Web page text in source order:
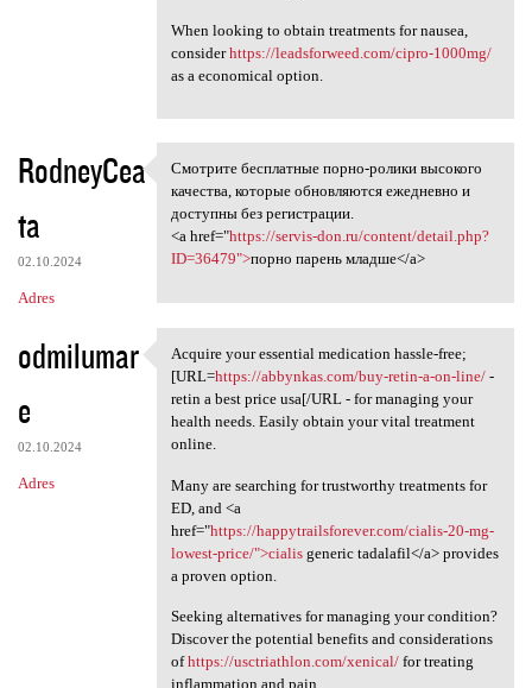
When looking to obtain treatments for nausea,
considerhttps://leadsforweed.com/cipro-1000mg/
as a economical option.
RodneyCea
ta
02.10.2024
Adres
Смотрите бесплатные порно
Смотрите бесплатные порно-ролики высокого
качества, которые обновляются ежедневно и
доступны без регистрации.
<a href="https://servis-don.ru/content/detail.php?
ID=36479">порно парень младше</a>
odmilumar
e
02.10.2024
Adres
Acquire your essential
Acquire your essential medication hassle-free;
[URL=https://abbynkas.com/buy-retin-a-on-line/-
retin a best price usa[/URL - for managing your
health needs. Easily obtain your vital treatment
online.
Many are searching for trustworthy treatments for
ED, and <a
href="https://happytrailsforever.com/cialis-20-mg-
lowest-price/">cialisgeneric tadalafil</a> provides
a proven option.
Seeking alternatives for managing your condition?
Discover the potential benefits and considerations
ofhttps://usctriathlon.com/xenical/for treating
inflammation and pain.